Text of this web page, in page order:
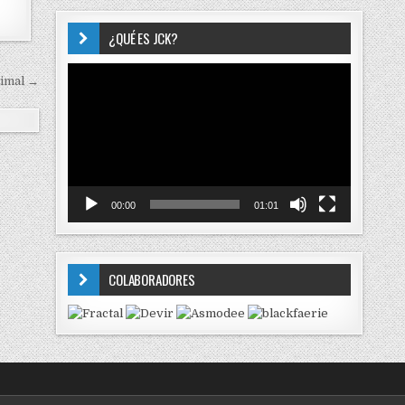
→
¿QUÉ ES JCK?
00:00 01:01
COLABORADORES